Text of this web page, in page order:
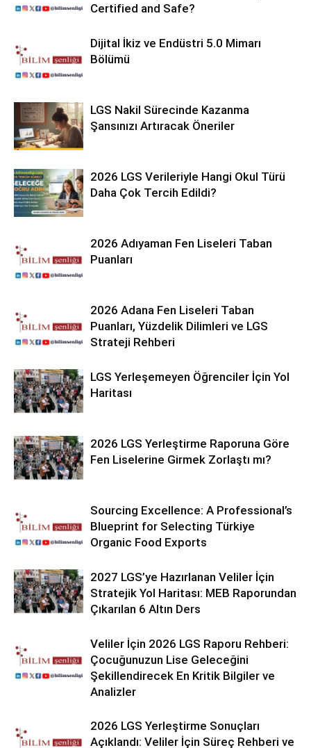
Certified and Safe?
Dijital İkiz ve Endüstri 5.0 Mimarı
Bölümü
LGS Nakil Sürecinde Kazanma
Şansınızı Artıracak Öneriler
2026 LGS Verileriyle Hangi Okul Türü
Daha Çok Tercih Edildi?
2026 Adıyaman Fen Liseleri Taban
Puanları
2026 Adana Fen Liseleri Taban
Puanları, Yüzdelik Dilimleri ve LGS
Strateji Rehberi
LGS Yerleşemeyen Öğrenciler İçin Yol
Haritası
2026 LGS Yerleştirme Raporuna Göre
Fen Liselerine Girmek Zorlaştı mı?
Sourcing Excellence: A Professional’s
Blueprint for Selecting Türkiye
Organic Food Exports
2027 LGS’ye Hazırlanan Veliler İçin
Stratejik Yol Haritası: MEB Raporundan
Çıkarılan 6 Altın Ders
Veliler İçin 2026 LGS Raporu Rehberi:
Çocuğunuzun Lise Geleceğini
Şekillendirecek En Kritik Bilgiler ve
Analizler
2026 LGS Yerleştirme Sonuçları
Açıklandı: Veliler İçin Süreç Rehberi ve